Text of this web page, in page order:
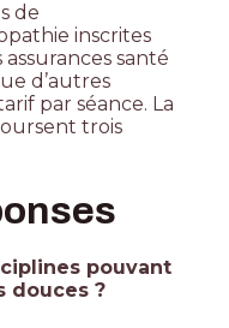
de
inscrites
santé
d’autres
par séance. La
trois
pouvant
douces ?